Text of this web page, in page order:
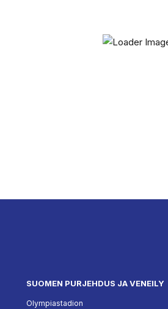
SUOMEN PURJEHDUS JA VENEILY
Olympiastadion